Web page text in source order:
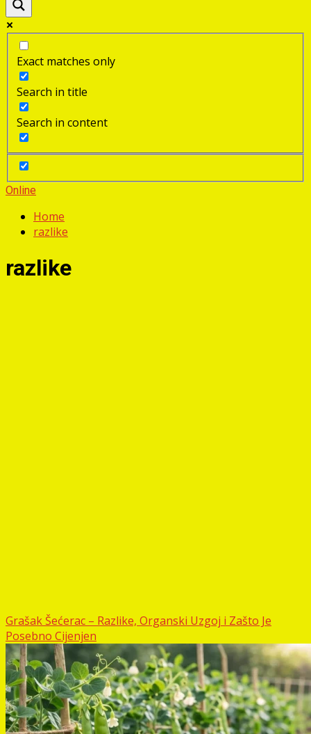
Exact matches only
Search in title
Search in content
Online
Home
razlike
razlike
Grašak Šećerac – Razlike, Organski Uzgoj i Zašto Je
Posebno Cijenjen